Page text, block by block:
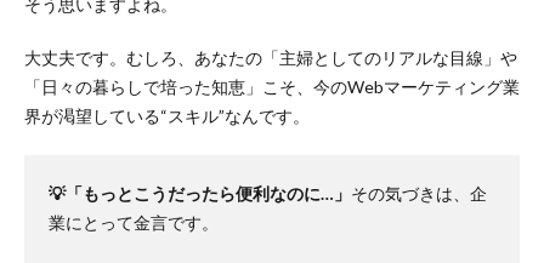
大丈夫です。むしろ、あなたの「主婦としてのリアルな目線」や
「日々の暮らしで培った知恵」こそ、今のWebマーケティング業
界が渇望している“スキル”なんです。
💡「もっとこうだったら便利なのに…」 その気づきは、企
業にとって金言です。